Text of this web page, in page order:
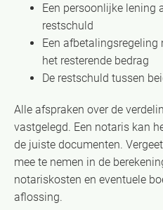
Een persoonlijke lening
restschuld
Een afbetalingsregeling
het resterende bedrag
De restschuld tussen
Alle afspraken over de
vastgelegd. Een notaris kan
de juiste documenten.
mee te nemen in de
notariskosten en eventuele
aflossing.